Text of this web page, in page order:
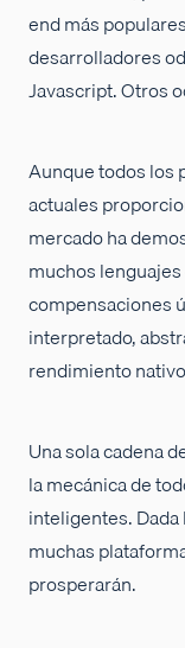
end más
desarrolladores
Javascript. Otros
Aunque todos los
actuales
mercado ha
muchos
compensaciones
interpretado,
rendimiento
Una sola cadena
la mecánica de
inteligentes.
muchas
prosperarán.